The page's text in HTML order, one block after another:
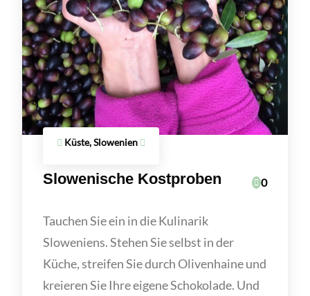
Küste, Slowenien
Slowenische Kostproben 0
Tauchen Sie ein in die Kulinarik
Sloweniens. Stehen Sie selbst in der
Küche, streifen Sie durch Olivenhaine und
kreieren Sie Ihre eigene Schokolade. Und